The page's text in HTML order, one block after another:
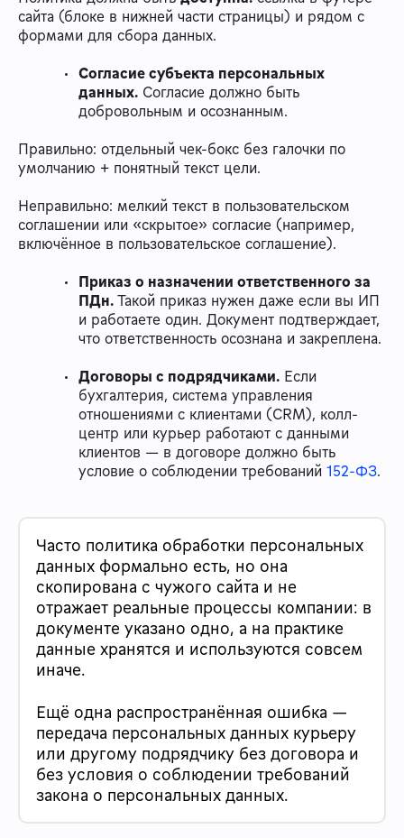
сайта (блоке в нижней части страницы) и рядом с
формами для сбора данных.
Согласие субъекта персональных
данных. Согласие должно быть
добровольным и осознанным.
Правильно: отдельный чек-бокс без галочки по
умолчанию + понятный текст цели.
Неправильно: мелкий текст в пользовательском
соглашении или «скрытое» согласие (например,
включённое в пользовательское соглашение).
Приказ о назначении ответственного за
ПДн.Такой приказ нужен даже если вы ИП
и работаете один. Документ подтверждает,
что ответственность осознана и закреплена.
Договоры с подрядчиками. Если
бухгалтерия, система управления
отношениями с клиентами (CRM), колл-
центр или курьер работают с данными
клиентов — в договоре должно быть
условие о соблюдении требований 152-ФЗ.
Часто политика обработки персональных
данных формально есть, но она
скопирована с чужого сайта и не
отражает реальные процессы компании: в
документе указано одно, а на практике
данные хранятся и используются совсем
иначе.
Ещё одна распространённая ошибка —
передача персональных данных курьеру
или другому подрядчику без договора и
без условия о соблюдении требований
закона о персональных данных.